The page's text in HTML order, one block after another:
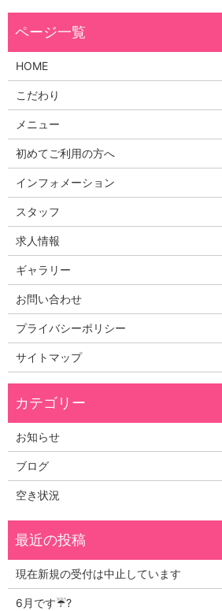
HOME
こだわり
メニュー
初めてご利用の方へ
インフォメーション
スタッフ
求人情報
ギャラリー
お問い合わせ
プライバシーポリシー
サイトマップ
お知らせ
ブログ
空き状況
現在新規の受付は中止しています
6月です☔?